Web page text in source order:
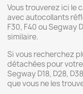
Vous trouverez ici le
avec autocollants
F30, F40 ou Segway
similaire.
Si vous recherchez
détachées pour votre
Segway D18, D28,
que vous ne les